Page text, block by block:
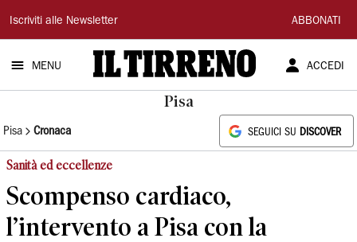
Il
Tirreno
Iscriviti alle Newsletter ABBONATI
MENU ACCEDI
Pisa
Pisa Cronaca SEGUICI SU DISCOVER
Sanità ed eccellenze
Scompenso cardiaco,
l’intervento a Pisa con la